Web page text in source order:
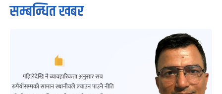
सम्बन्धित खबर